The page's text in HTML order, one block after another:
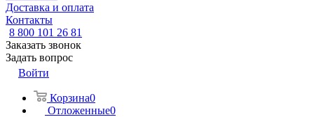
Доставка и оплата
Контакты
8 800 101 26 81
Заказать звонок
Задать вопрос
Войти
Корзина0
Отложенные0